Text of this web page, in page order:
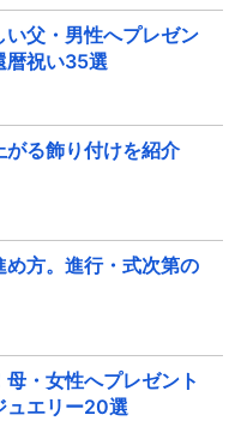
い父・男性へプレゼン
暦祝い35選
る飾り付けを紹介
方。進行・式次第の
母・女性へプレゼント
ュエリー20選